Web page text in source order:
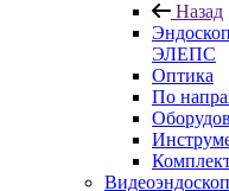
Назад
ЭЛЕПС
Оптика
По